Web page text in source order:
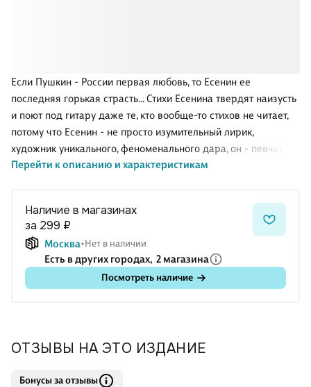
Если Пушкин - России первая любовь, то Есенин ее
последняя горькая страсть… Стихи Есенина твердят наизусть
и поют под гитару даже те, кто вообще-то стихов не читает,
потому что Есенин - не просто изумительный лирик,
художник уникального, феноменального дара, он - певчая
душа России, ее вешняя радость и вечная боль.
Перейти к описанию и характеристикам
Наличие в магазинах
за 299 ₽
Москва Нет в наличии
Есть в других городах, 2 магазина
Посмотреть наличие
ОТЗЫВЫ НА ЭТО ИЗДАНИЕ
Бонусы за отзывы